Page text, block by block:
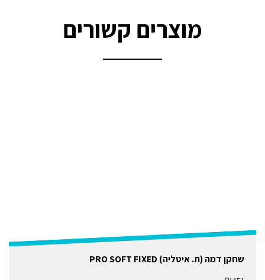
מוצרים קשורים
שחקן דמה (ת. איטליה) PRO SOFT FIXED